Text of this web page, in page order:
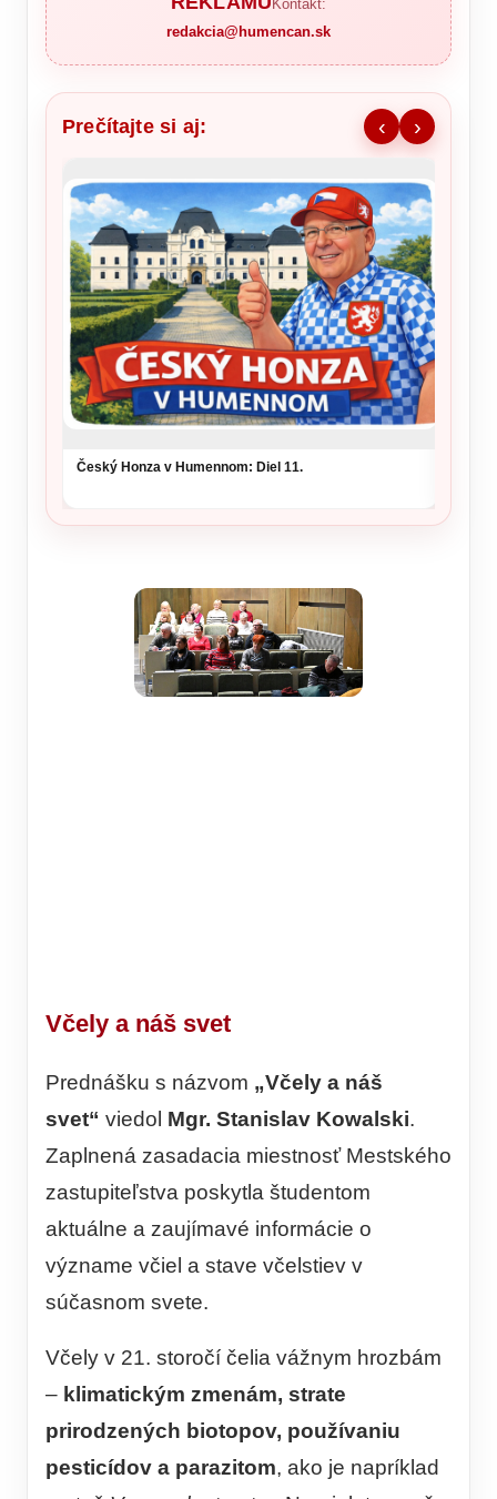
Kontakt:
redakcia@humencan.sk
Prečítajte si aj: ‹ ›
Český Honza v Humennom: Diel 11.
Včely a náš svet
Prednášku s názvom „Včely a náš
svet“ viedol Mgr. Stanislav Kowalski.
Zaplnená zasadacia miestnosť Mestského
zastupiteľstva poskytla študentom
aktuálne a zaujímavé informácie o
význame včiel a stave včelstiev v
súčasnom svete.
Včely v 21. storočí čelia vážnym hrozbám
– klimatickým zmenám, strate
prirodzených biotopov, používaniu
pesticídov a parazitom, ako je napríklad